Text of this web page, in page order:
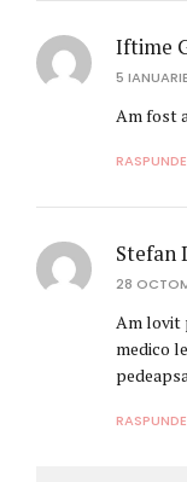
Iftime
5
Am fost
RASPUNDE
Stefan
28
Am lovit
medico
RASPUNDE